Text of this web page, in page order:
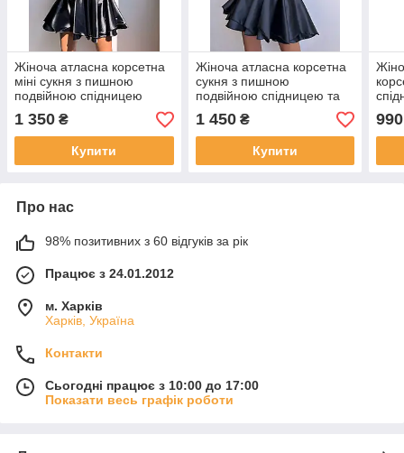
Жіноча атласна корсетна
міні сукня з пишною
подвійною спідницею
1 350 ₴
Купити
Жіноча атласна корсетна
сукня з пишною
подвійною спідницею та
об'ємними рукавами
1 450₴
Купити
990
Про нас
98% позитивних з 60 відгуків за рік
Працює з 24.01.2012
м. Харків
Харків, Україна
Контакти
Сьогодні працює з 10:00 до 17:00
Показати весь графік роботи